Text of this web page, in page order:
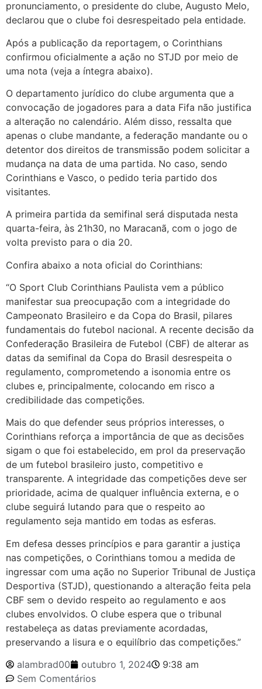
pronunciamento, o presidente do clube, Augusto Melo,
declarou que o clube foi desrespeitado pela entidade.
Após a publicação da reportagem, o Corinthians
confirmou oficialmente a ação no STJD por meio de
uma nota (veja a íntegra abaixo).
O departamento jurídico do clube argumenta que a
convocação de jogadores para a data Fifa não justifica
a alteração no calendário. Além disso, ressalta que
apenas o clube mandante, a federação mandante ou o
detentor dos direitos de transmissão podem solicitar a
mudança na data de uma partida. No caso, sendo
Corinthians e Vasco, o pedido teria partido dos
visitantes.
A primeira partida da semifinal será disputada nesta
quarta-feira, às 21h30, no Maracanã, com o jogo de
volta previsto para o dia 20.
Confira abaixo a nota oficial do Corinthians:
“O Sport Club Corinthians Paulista vem a público
manifestar sua preocupação com a integridade do
Campeonato Brasileiro e da Copa do Brasil, pilares
fundamentais do futebol nacional. A recente decisão da
Confederação Brasileira de Futebol (CBF) de alterar as
datas da semifinal da Copa do Brasil desrespeita o
regulamento, comprometendo a isonomia entre os
clubes e, principalmente, colocando em risco a
credibilidade das competições.
Mais do que defender seus próprios interesses, o
Corinthians reforça a importância de que as decisões
sigam o que foi estabelecido, em prol da preservação
de um futebol brasileiro justo, competitivo e
transparente. A integridade das competições deve ser
prioridade, acima de qualquer influência externa, e o
clube seguirá lutando para que o respeito ao
regulamento seja mantido em todas as esferas.
Em defesa desses princípios e para garantir a justiça
nas competições, o Corinthians tomou a medida de
ingressar com uma ação no Superior Tribunal de Justiça
Desportiva (STJD), questionando a alteração feita pela
CBF sem o devido respeito ao regulamento e aos
clubes envolvidos. O clube espera que o tribunal
restabeleça as datas previamente acordadas,
preservando a lisura e o equilíbrio das competições.”
alambrad00
outubro 1, 2024
9:38 am
Sem Comentários